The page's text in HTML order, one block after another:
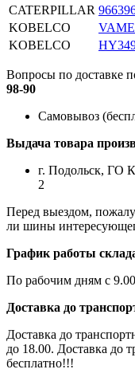
CATERPILLAR
KOBELCO
KOBELCO
Вопросы по доставке
98-90
Самовывоз
Выдача товара
г. Подольск, ГО
2
Перед выездом,
ли шины
График работы
По рабочим дням с
Доставка до
Доставка до
до 18.00. Доставка до
бесплатно!!!